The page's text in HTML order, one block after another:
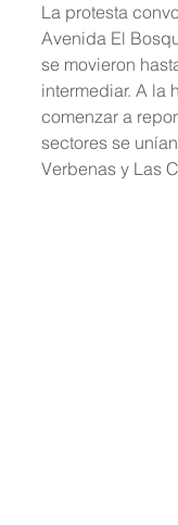
La protesta
Avenida El
se movieron
intermediar. A la
comenzar a
sectores se
Verbenas y Las